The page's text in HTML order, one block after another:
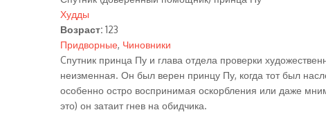
Худды
Возраст: 123
Придворные, Чиновники
Cпутник принца Пу и глава отдела проверки
неизменная. Он был верен принцу Пу, когда тот был
особенно остро воспринимая оскорбления или даже
это) он затаит гнев на обидчика.